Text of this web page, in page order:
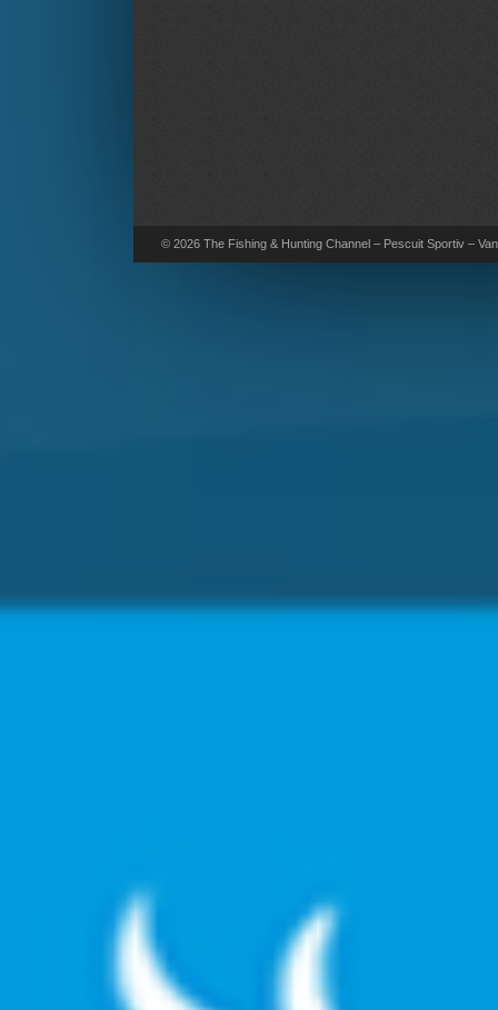
© 2026 The Fishing & Hunting Channel – Pescuit Sportiv –